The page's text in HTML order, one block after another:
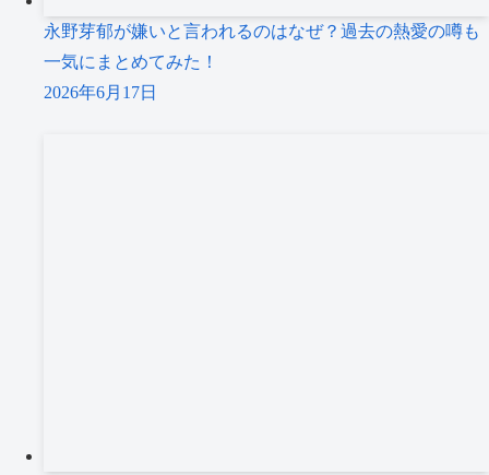
永野芽郁が嫌いと言われるのはなぜ？過去の熱愛の噂も
一気にまとめてみた！
2026年6月17日